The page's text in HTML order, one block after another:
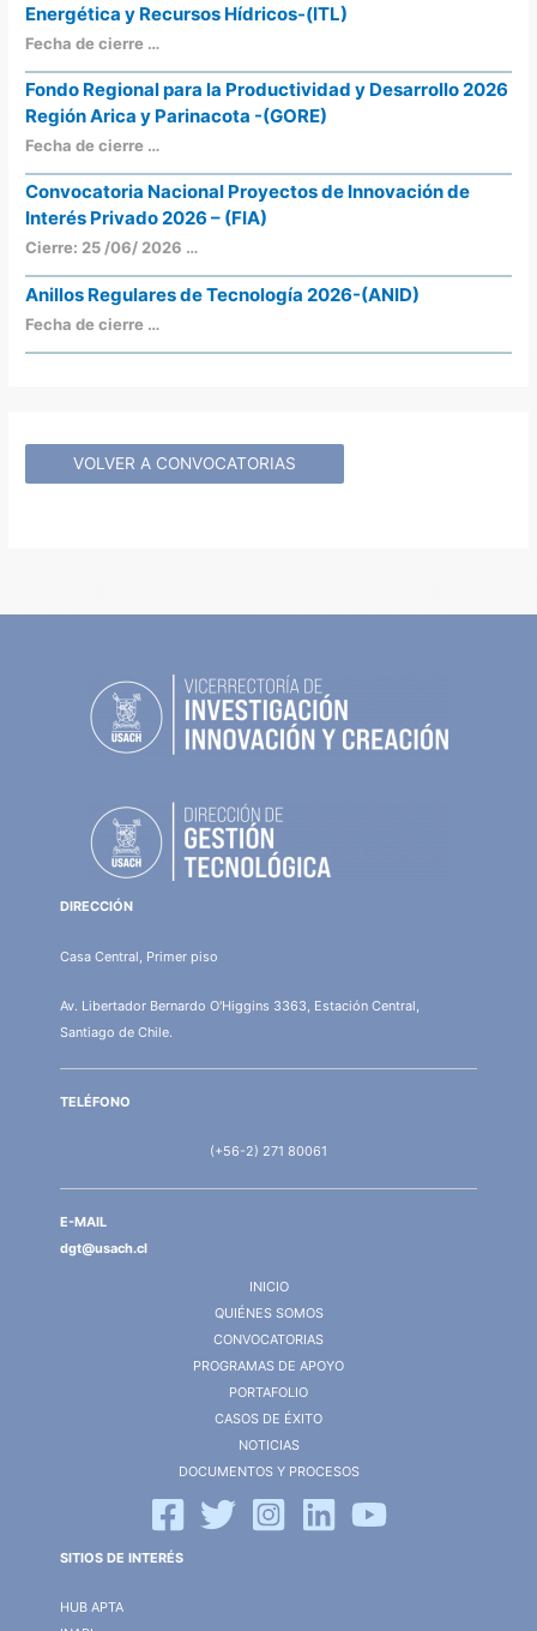
Energética y Recursos Hídricos-(ITL)
Fecha de cierre …
Fondo Regional para la Productividad y Desarrollo 2026
Región Arica y Parinacota -(GORE)
Fecha de cierre …
Convocatoria Nacional Proyectos de Innovación de
Interés Privado 2026 – (FIA)
Cierre: 25 /06/ 2026 …
Anillos Regulares de Tecnología 2026-(ANID)
Fecha de cierre …
VOLVER A CONVOCATORIAS
DIRECCIÓN
Casa Central, Primer piso
Av. Libertador Bernardo O'Higgins 3363, Estación Central,
Santiago de Chile.
TELÉFONO
(+56-2) 271 80061
E-MAIL
dgt@usach.cl
INICIO
QUIÉNES SOMOS
CONVOCATORIAS
PROGRAMAS DE APOYO
PORTAFOLIO
CASOS DE ÉXITO
NOTICIAS
DOCUMENTOS Y PROCESOS
SITIOS DE INTERÉS
HUB APTA